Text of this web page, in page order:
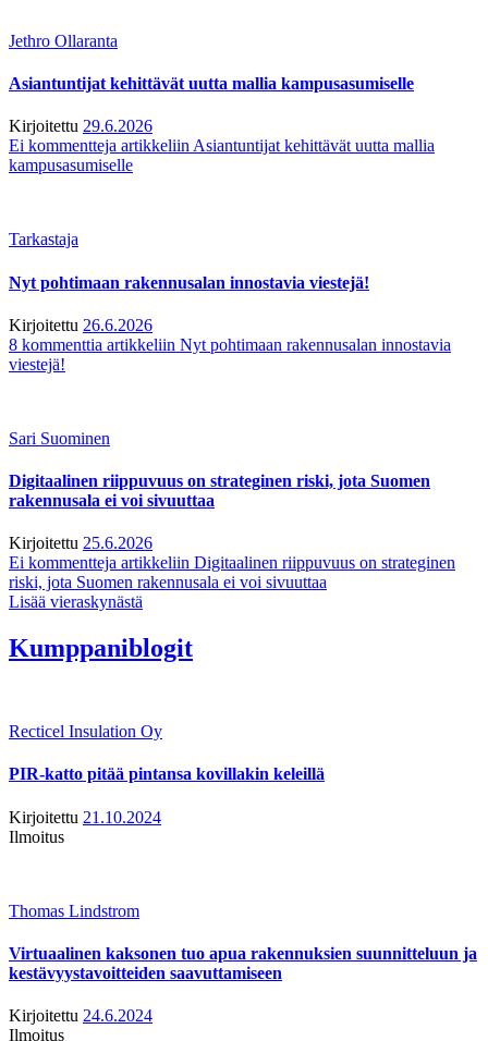
Jethro Ollaranta
Asiantuntijat kehittävät uutta mallia kampusasumiselle
Kirjoitettu 29.6.2026
Ei kommentteja artikkeliin Asiantuntijat kehittävät uutta mallia
kampusasumiselle
Tarkastaja
Nyt pohtimaan rakennusalan innostavia viestejä!
Kirjoitettu 26.6.2026
8 kommenttia artikkeliin Nyt pohtimaan rakennusalan innostavia
viestejä!
Sari Suominen
Digitaalinen riippuvuus on strateginen riski, jota Suomen
rakennusala ei voi sivuuttaa
Kirjoitettu 25.6.2026
Ei kommentteja artikkeliin Digitaalinen riippuvuus on strateginen
riski, jota Suomen rakennusala ei voi sivuuttaa
Lisää vieraskynästä
Kumppaniblogit
Recticel Insulation Oy
PIR-katto pitää pintansa kovillakin keleillä
Kirjoitettu 21.10.2024
Ilmoitus
Thomas Lindstrom
Virtuaalinen kaksonen tuo apua rakennuksien suunnitteluun ja
kestävyystavoitteiden saavuttamiseen
Kirjoitettu 24.6.2024
Ilmoitus